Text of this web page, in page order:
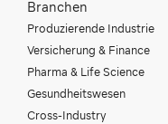
Branchen
Produzierende Industrie
Versicherung & Finance
Pharma & Life Science
Gesundheitswesen
Cross-Industry